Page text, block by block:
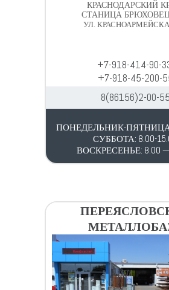
КРАСНОДАРСКИЙ
СТАНИЦА
УЛ.
+7-918-414-90-
+7-918-45-200-
8(86156)2-00-55
ПОНЕДЕЛЬНИК-ПЯТНИЦА:
СУББОТА: 8.00-
ВОСКРЕСЕНЬЕ: 8.00